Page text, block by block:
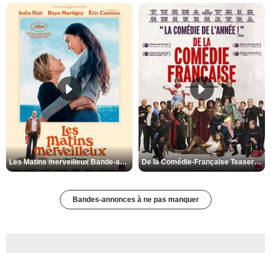
Les Matins merveilleux Bande-annonce VF De la Comédie-Française Teaser VF
Bandes-annonces à ne pas manquer